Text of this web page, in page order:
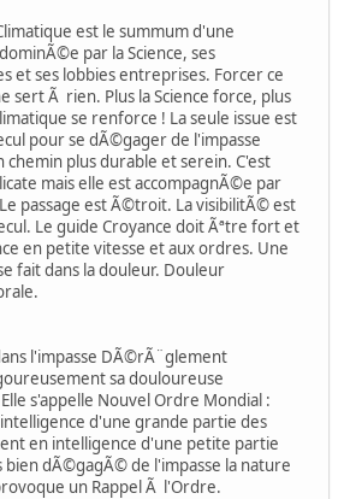
est le summum d'une
par la Science, ses
et ses lobbies entreprises. Forcer ce
sert Ã rien. Plus la Science force, plus
se renforce ! La seule issue est
pour se dÃ©gager de l'impasse
plus durable et serein. C'est
mais elle est accompagnÃ©e par
passage est Ã©troit. La visibilitÃ© est
Le guide Croyance doit Ãªtre fort et
en petite vitesse et aux ordres. Une
fait dans la douleur. Douleur
l'impasse DÃ©rÃ¨glement
sa douloureuse
s'appelle Nouvel Ordre Mondial :
d'une grande partie des
en intelligence d'une petite partie
dÃ©gagÃ© de l'impasse la nature
un Rappel Ã l'Ordre.